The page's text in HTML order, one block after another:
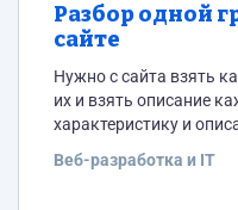
Разбор одной
сайте
Нужно с сайта взять
их и взять описание
характеристику и
Веб-разработка и IT